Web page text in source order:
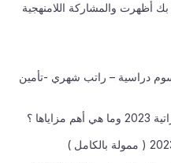
والمشاركة اللامنهجية
2023 ( رسوم دراسية – راتب شهري -تأمين